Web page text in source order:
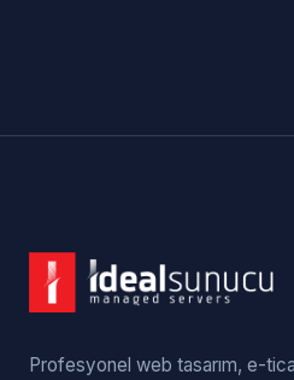
Profesyonel web tasarım, e-